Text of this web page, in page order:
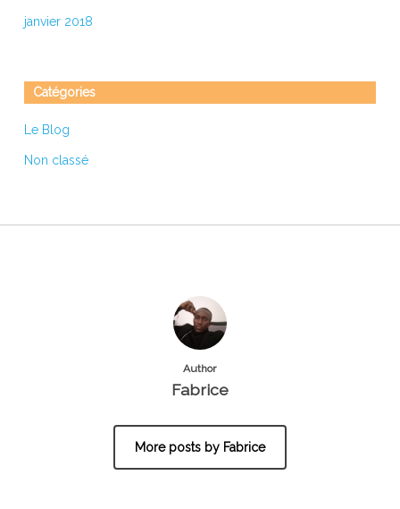
janvier 2018
Catégories
Le Blog
Non classé
Author
Fabrice
More posts by Fabrice